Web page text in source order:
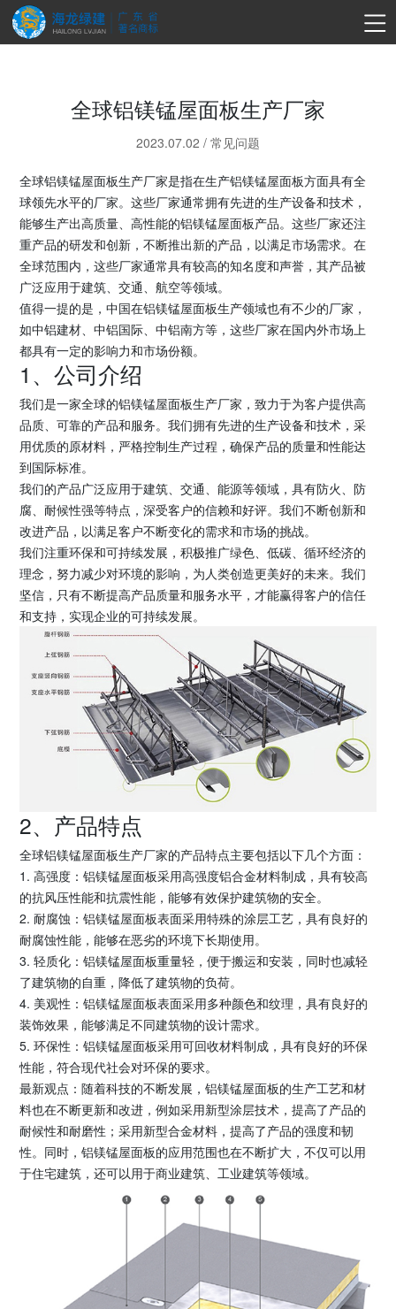
全球铝镁锰屋面板生产厂家
2023.07.02 / 常见问题
全球铝镁锰屋面板生产厂家是指在生产铝镁锰屋面板方面具有全
球领先水平的厂家。这些厂家通常拥有先进的生产设备和技术，
能够生产出高质量、高性能的铝镁锰屋面板产品。这些厂家还注
重产品的研发和创新，不断推出新的产品，以满足市场需求。在
全球范围内，这些厂家通常具有较高的知名度和声誉，其产品被
广泛应用于建筑、交通、航空等领域。
值得一提的是，中国在铝镁锰屋面板生产领域也有不少的厂家，
如中铝建材、中铝国际、中铝南方等，这些厂家在国内外市场上
都具有一定的影响力和市场份额。
1、公司介绍
我们是一家全球的铝镁锰屋面板生产厂家，致力于为客户提供高
品质、可靠的产品和服务。我们拥有先进的生产设备和技术，采
用优质的原材料，严格控制生产过程，确保产品的质量和性能达
到国际标准。
我们的产品广泛应用于建筑、交通、能源等领域，具有防火、防
腐、耐候性强等特点，深受客户的信赖和好评。我们不断创新和
改进产品，以满足客户不断变化的需求和市场的挑战。
我们注重环保和可持续发展，积极推广绿色、低碳、循环经济的
理念，努力减少对环境的影响，为人类创造更美好的未来。我们
坚信，只有不断提高产品质量和服务水平，才能赢得客户的信任
和支持，实现企业的可持续发展。
2、产品特点
全球铝镁锰屋面板生产厂家的产品特点主要包括以下几个方面：
1. 高强度：铝镁锰屋面板采用高强度铝合金材料制成，具有较高
的抗风压性能和抗震性能，能够有效保护建筑物的安全。
2. 耐腐蚀：铝镁锰屋面板表面采用特殊的涂层工艺，具有良好的
耐腐蚀性能，能够在恶劣的环境下长期使用。
3. 轻质化：铝镁锰屋面板重量轻，便于搬运和安装，同时也减轻
了建筑物的自重，降低了建筑物的负荷。
4. 美观性：铝镁锰屋面板表面采用多种颜色和纹理，具有良好的
装饰效果，能够满足不同建筑物的设计需求。
5. 环保性：铝镁锰屋面板采用可回收材料制成，具有良好的环保
性能，符合现代社会对环保的要求。
最新观点：随着科技的不断发展，铝镁锰屋面板的生产工艺和材
料也在不断更新和改进，例如采用新型涂层技术，提高了产品的
耐候性和耐磨性；采用新型合金材料，提高了产品的强度和韧
性。同时，铝镁锰屋面板的应用范围也在不断扩大，不仅可以用
于住宅建筑，还可以用于商业建筑、工业建筑等领域。